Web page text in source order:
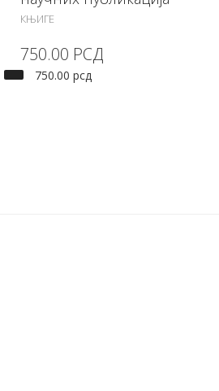
КЊИГЕ
750.00 РСД
750.00 рсд